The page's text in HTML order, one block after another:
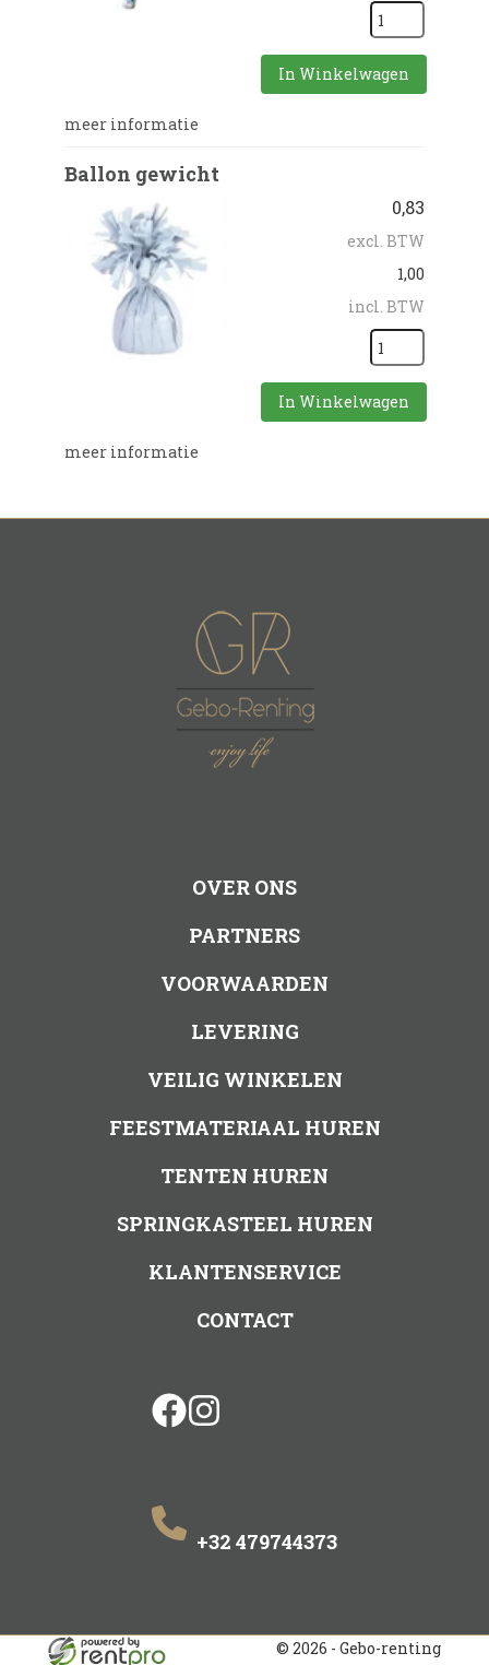
In Winkelwagen
meer informatie
Ballon gewicht
0,83
excl. BTW
1,00
incl. BTW
In Winkelwagen
meer informatie
OVER ONS
PARTNERS
VOORWAARDEN
LEVERING
VEILIG WINKELEN
FEESTMATERIAAL HUREN
TENTEN HUREN
SPRINGKASTEEL HUREN
KLANTENSERVICE
CONTACT
facebook
+32 479744373
© 2026 - Gebo-renting